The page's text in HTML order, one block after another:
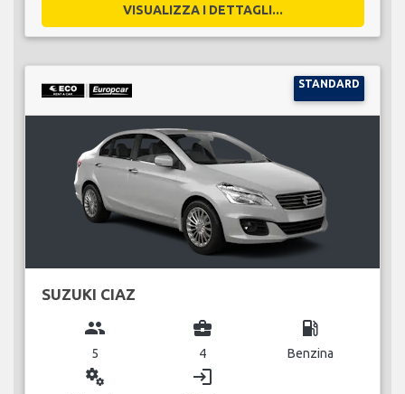
VISUALIZZA I DETTAGLI...
STANDARD
SUZUKI CIAZ
group
5
business_center
4
local_gas_station
Benzina
miscellaneous_services login